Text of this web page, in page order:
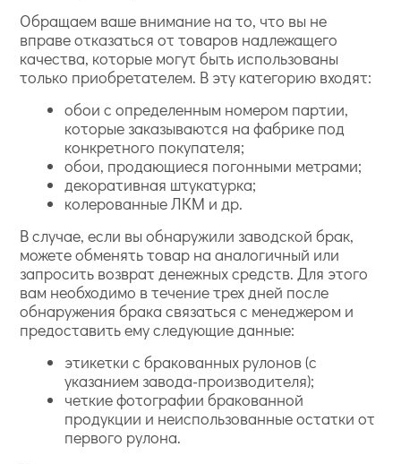
Обращаем ваше внимание на то, что вы не
вправе отказаться от товаров надлежащего
качества, которые могут быть использованы
только приобретателем. В эту категорию входят:
обои с определенным номером партии,
которые заказываются на фабрике под
конкретного покупателя;
обои, продающиеся погонными метрами;
декоративная штукатурка;
колерованные ЛКМ и др.
В случае, если вы обнаружили заводской брак,
можете обменять товар на аналогичный или
запросить возврат денежных средств. Для этого
вам необходимо в течение трех дней после
обнаружения брака связаться с менеджером и
предоставить ему следующие данные:
этикетки с бракованных рулонов (с
указанием завода-производителя);
четкие фотографии бракованной
продукции и неиспользованные остатки от
первого рулона.